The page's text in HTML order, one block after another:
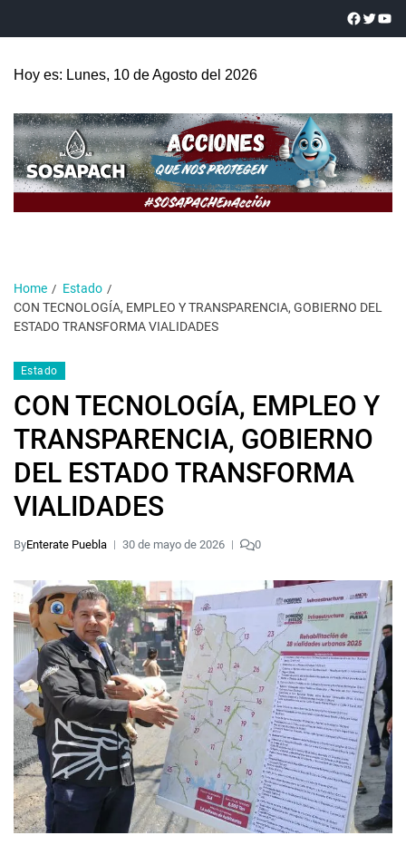
Hoy es: Lunes, 10 de Agosto del 2026
Home
Estado
CON TECNOLOGÍA, EMPLEO Y TRANSPARENCIA, GOBIERNO DEL
ESTADO TRANSFORMA VIALIDADES
Estado
CON TECNOLOGÍA, EMPLEO Y
TRANSPARENCIA, GOBIERNO
DEL ESTADO TRANSFORMA
VIALIDADES
ByEnterate Puebla 30 de mayo de 2026 0